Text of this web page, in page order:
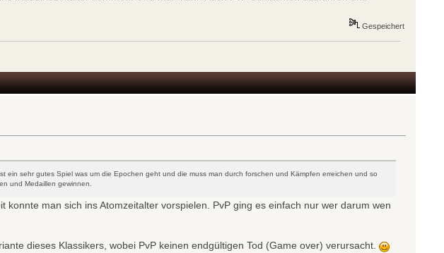
Gespeichert
sehr gutes Spiel was um die Epochen geht und die muss man durch forschen und Kämpfen erreichen und so
und Medaillen gewinnen.
konnte man sich ins Atomzeitalter vorspielen. PvP ging es einfach nur wer darum wen
dieses Klassikers, wobei PvP keinen endgültigen Tod (Game over) verursacht.